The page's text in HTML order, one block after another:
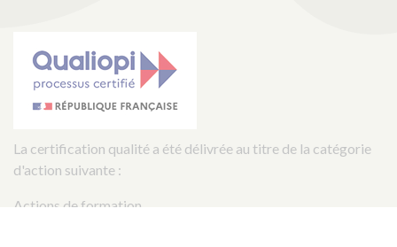
La certification qualité a été délivrée au titre de la catégorie
d'action suivante :
Actions de formation